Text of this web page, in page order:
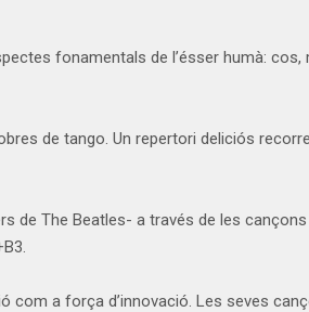
fonamentals de l’ésser humà: cos,
de tango. Un repertori deliciós
de The Beatles- a través de les
com a força d’innovació. Les seves